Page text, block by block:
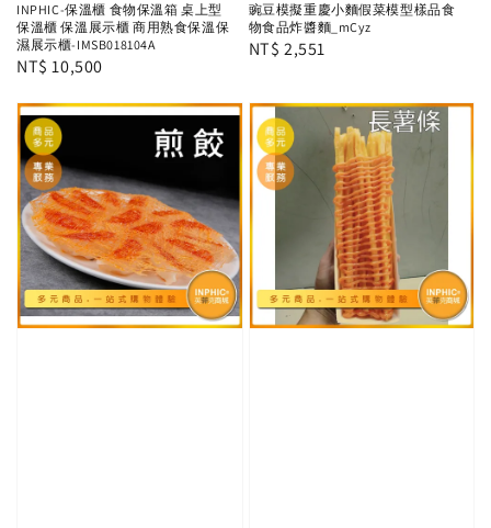
INPHIC-保溫櫃 食物保溫箱 桌上型
保溫櫃 保溫展示櫃 商用熟食保溫保
濕展示櫃-IMSB018104A
Regular
NT$ 10,500
豌豆模擬重慶小麵假菜模型樣品食
物食品炸醬麵_mCyz
Regular
NT$ 2,551